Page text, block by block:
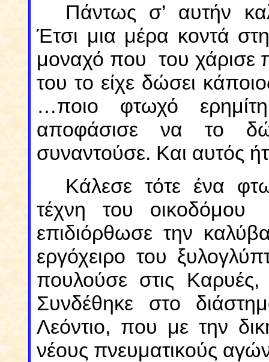
Πάντως σ’ αυτήν
Έτσι μια μέρα κοντά
μοναχό που του χάρισε
του το είχε δώσει
…ποιο φτωχό
αποφάσισε να το
συναντούσε. Και αυτός
Κάλεσε τότε ένα
τέχνη του
επιδιόρθωσε την
εργόχειρο του
πουλούσε στις
Συνδέθηκε στο
Λεόντιο, που με την
νέους πνευματικούς